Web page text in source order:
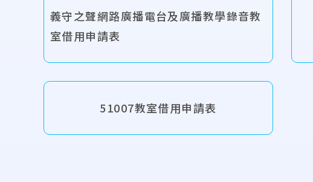
義守之聲網路廣播電台及廣播教學錄音教
室借用申請表
51007教室借用申請表